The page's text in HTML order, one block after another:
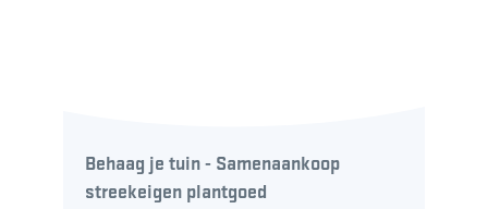
Behaag je tuin - Samenaankoop
streekeigen plantgoed